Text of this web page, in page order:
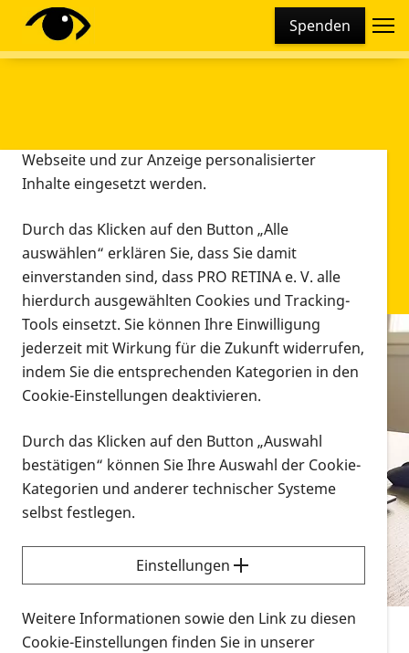
Spenden
Infomaterial
Infomaterial
Vorlesen
Alle Infomaterialien in verschiedenen
Formaten an einem Ort
Sie möchten wissen, wie Sie nach Infonmaterial
suchen und dieses bestellen bzw. herunterladen
können? Schauen Sie sich dieErklärvideos zum
Thema Infomaterial auf der PRO RETINA-Website
für blinde und sehbehinderte Menschen an.
Diese Webseite setzt verschiedene Cookies und
Tracking-Tools ein. Dies beinhaltet Cookies und
Webseite und zur Anzeige personalisierter
Inhalte eingesetzt werden.
Durch das Klicken auf den Button „Alle
auswählen“ erklären Sie, dass Sie damit
einverstanden sind, dass PRO RETINA e. V. alle
hierdurch ausgewählten Cookies und Tracking-
Tools einsetzt. Sie können Ihre Einwilligung
jederzeit mit Wirkung für die Zukunft widerrufen,
indem Sie die entsprechenden Kategorien in den
Cookie-Einstellungen deaktivieren.
Durch das Klicken auf den Button „Auswahl
bestätigen“ können Sie Ihre Auswahl der Cookie-
Kategorien und anderer technischer Systeme
selbst festlegen.
Einstellungen
Weitere Informationen sowie den Link zu diesen
Cookie-Einstellungen finden Sie in unserer